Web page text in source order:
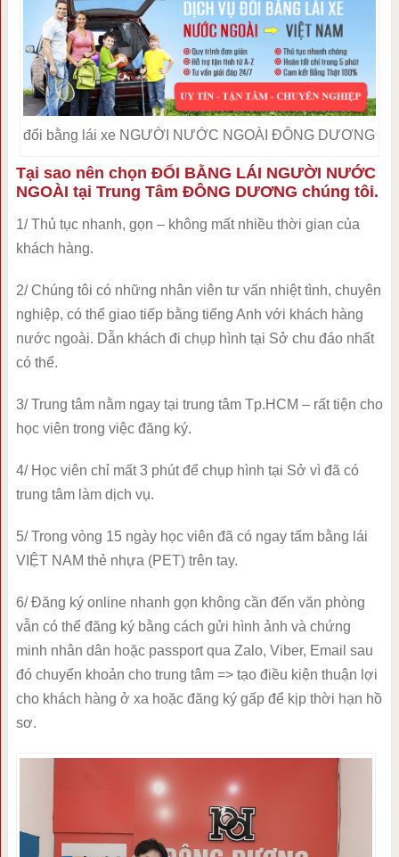
đổi bằng lái xe NGƯỜI NƯỚC NGOÀI ĐÔNG DƯƠNG
Tại sao nên chọn ĐỔI BẰNG LÁI NGƯỜI NƯỚC
NGOÀI tại Trung Tâm ĐÔNG DƯƠNG chúng tôi.
1/ Thủ tục nhanh, gọn – không mất nhiều thời gian của
khách hàng.
2/ Chúng tôi có những nhân viên tư vấn nhiệt tình, chuyên
nghiệp, có thể giao tiếp bằng tiếng Anh với khách hàng
nước ngoài. Dẫn khách đi chụp hình tại Sở chu đáo nhất
có thể.
3/ Trung tâm nằm ngay tại trung tâm Tp.HCM – rất tiện cho
học viên trong việc đăng ký.
4/ Học viên chỉ mất 3 phút để chụp hình tại Sở vì đã có
trung tâm làm dịch vụ.
5/ Trong vòng 15 ngày học viên đã có ngay tấm bằng lái
VIỆT NAM thẻ nhựa (PET) trên tay.
6/ Đăng ký online nhanh gọn không cần đến văn phòng
vẫn có thể đăng ký bằng cách gửi hình ảnh và chứng
minh nhân dân hoặc passport qua Zalo, Viber, Email sau
đó chuyển khoản cho trung tâm => tạo điều kiện thuận lợi
cho khách hàng ở xa hoặc đăng ký gấp để kịp thời hạn hồ
sơ.